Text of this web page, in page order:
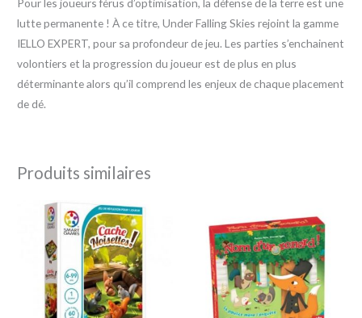
lutte permanente ! À ce titre, Under Falling Skies rejoint la gamme
IELLO EXPERT, pour sa profondeur de jeu. Les parties s’enchainent
volontiers et la progression du joueur est de plus en plus
déterminante alors qu’il comprend les enjeux de chaque placement
de dé.
Produits similaires